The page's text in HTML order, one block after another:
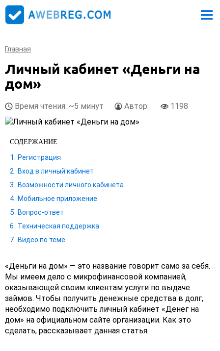
Главная
Личный кабинет «Деньги на
дом»
Время чтения: ~5 минут Автор: 1198
СОДЕРЖАНИЕ
Регистрация
Вход в личный кабинет
Возможности личного кабинета
Мобильное приложение
Вопрос-ответ
Техническая поддержка
Видео по теме
«Деньги на дом» — это название говорит само за себя.
Мы имеем дело с микрофинансовой компанией,
оказывающей своим клиентам услуги по выдаче
займов. Чтобы получить денежные средства в долг,
необходимо подключить личный кабинет «Денег на
дом» на официальном сайте организации. Как это
сделать, рассказывает данная статья.